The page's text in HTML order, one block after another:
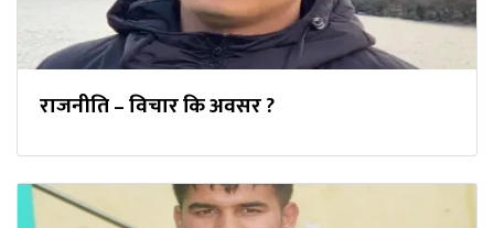
राजनीति – विचार कि अवसर ?